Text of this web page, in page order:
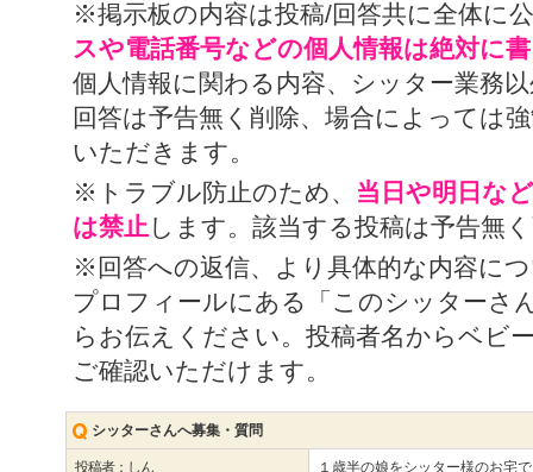
※掲示板の内容は投稿/回答共に全体に
スや電話番号などの個人情報は絶対に
個人情報に関わる内容、シッター業務
回答は予告無く削除、場合によっては
いただきます。
※トラブル防止のため、 当日や明日な
は禁止します。該当する投稿は予告無
※回答への返信、より具体的な内容に
プロフィールにある「このシッターさ
らお伝えください。投稿者名からベビ
ご確認いただけます。
シッターさんへ募集・質問
投稿者：しん
１歳半の娘をシッター様のお宅